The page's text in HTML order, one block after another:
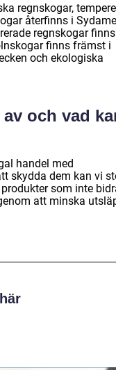
regnskogar,
återfinns i
regnskogar
finns främst i
och ekologiska
och vad
handel med
skydda dem kan vi
som inte
att minska